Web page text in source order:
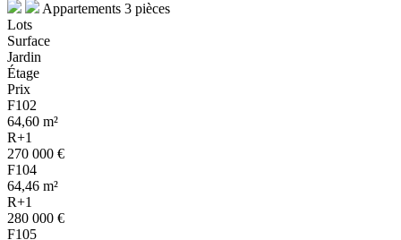
Appartements 3 pièces
Lots
Surface
Jardin
Étage
Prix
F102
64,60 m²
R+1
270 000 €
F104
64,46 m²
R+1
280 000 €
F105